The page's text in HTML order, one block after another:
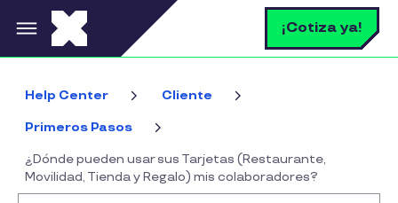
Pasar al contenido principal ¡Cotiza ya!
Help Center Cliente
Primeros Pasos
¿Dónde pueden usar sus Tarjetas (Restaurante,
Movilidad, Tienda y Regalo) mis colaboradores?